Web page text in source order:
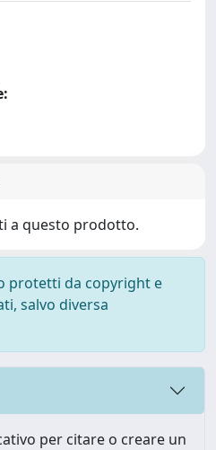
a questo prodotto.
protetti da copyright e
salvo diversa
per citare o creare un